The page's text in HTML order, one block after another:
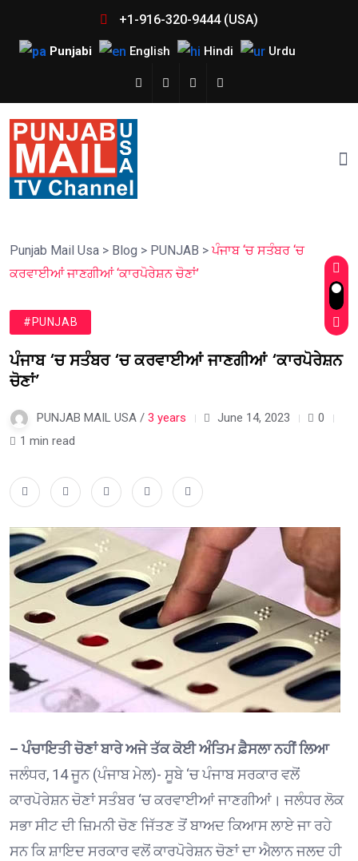
+1-916-320-9444 (USA)
Punjabi English Hindi Urdu
Punjab Mail Usa > Blog > PUNJAB >ਪੰਜਾਬ ‘ਚ ਸਤੰਬਰ ‘ਚ
ਕਰਵਾਈਆਂ ਜਾਣਗੀਆਂ ‘ਕਾਰਪੋਰੇਸ਼ਨ ਚੋਣਾਂ’
#PUNJAB
ਪੰਜਾਬ ‘ਚ ਸਤੰਬਰ ‘ਚ ਕਰਵਾਈਆਂ ਜਾਣਗੀਆਂ ‘ਕਾਰਪੋਰੇਸ਼ਨ
ਚੋਣਾਂ’
PUNJAB MAIL USA / 3 years June 14, 2023
0
1 min read
– ਪੰਚਾਇਤੀ ਚੋਣਾਂ ਬਾਰੇ ਅਜੇ ਤੱਕ ਕੋਈ ਅੰਤਿਮ ਫ਼ੈਸਲਾ ਨਹੀਂ ਲਿਆ
ਜਲੰਧਰ, 14 ਜੂਨ (ਪੰਜਾਬ ਮੇਲ)- ਸੂਬੇ ‘ਚ ਪੰਜਾਬ ਸਰਕਾਰ ਵਲੋਂ
ਕਾਰਪੋਰੇਸ਼ਨ ਚੋਣਾਂ ਸਤੰਬਰ ‘ਚ ਕਰਵਾਈਆਂ ਜਾਣਗੀਆਂ। ਜਲੰਧਰ ਲੋਕ
ਸਭਾ ਸੀਟ ਦੀ ਜ਼ਿਮਨੀ ਚੋਣ ਜਿੱਤਣ ਤੋਂ ਬਾਅਦ ਕਿਆਸ ਲਾਏ ਜਾ ਰਹੇ
ਸਨ ਕਿ ਸ਼ਾਇਦ ਸਰਕਾਰ ਵਲੋਂ ਕਾਰਪੋਰੇਸ਼ਨ ਚੋਣਾਂ ਦਾ ਐਲਾਨ ਜਲਦ ਹੀ